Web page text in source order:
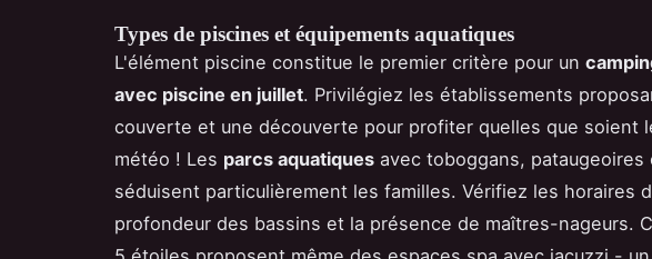
Types de piscines et équipements aquatiques
L'élément piscine constitue le premier critère pour un
avec piscine en juillet. Privilégiez les établissements
couverte et une découverte pour profiter quelles que soient
météo ! Les parcs aquatiques avec toboggans, pataugeoires
séduisent particulièrement les familles. Vérifiez les horaires
profondeur des bassins et la présence de maîtres-nageurs.